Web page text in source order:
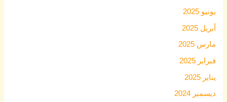
يونيو 2025
أبريل 2025
مارس 2025
فبراير 2025
يناير 2025
ديسمبر 2024